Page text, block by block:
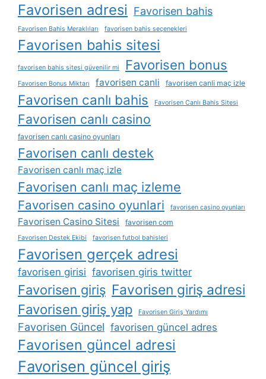
Favorisen adresi Favorisen bahis
Favorisen Bahis Meraklıları favorisen bahis seçenekleri
Favorisen bahis sitesi
favorisen bahis sitesi güvenilir mi Favorisen bonus
Favorisen Bonus Miktarı favorisen canli favorisen canli maç izle
Favorisen canlı bahis Favorisen Canlı Bahis Sitesi
Favorisen canlı casino
favorisen canlı casino oyunları
Favorisen canlı destek
Favorisen canlı maç izle
Favorisen canlı maç izleme
Favorisen casino oyunlari favorisen casino oyunları
Favorisen Casino Sitesi favorisen com
Favorisen Destek Ekibi favorisen futbol bahisleri
Favorisen gerçek adresi
favorisen girisi favorisen giris twitter
Favorisen giriş Favorisen giriş adresi
Favorisen giriş yap Favorisen Giriş Yardımı
Favorisen Güncel favorisen güncel adres
Favorisen güncel adresi
Favorisen güncel giriş